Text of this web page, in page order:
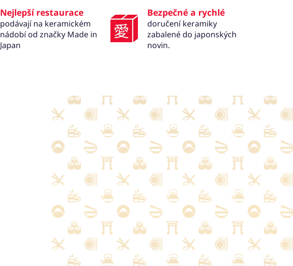
Nejlepší restaurace
podávají na keramickém
nádobí od značky Made in
Japan
Bezpečné a rychlé
doručení keramiky
zabalené do japonských
novin.